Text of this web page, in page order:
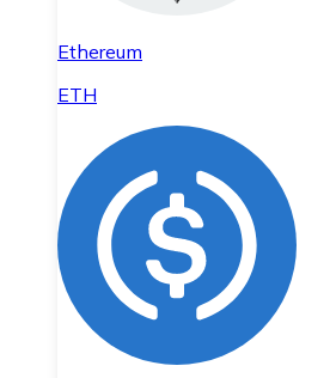
Ethereum
ETH